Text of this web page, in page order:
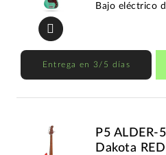
Bajo eléctrico
Entrega en 3/5 días
P5 ALDER-
Dakota RED